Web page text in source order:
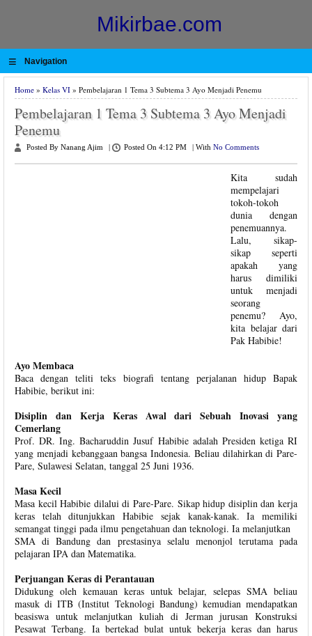
Mikirbae.com
≡ Navigation
Home » Kelas VI » Pembelajaran 1 Tema 3 Subtema 3 Ayo Menjadi Penemu
Pembelajaran 1 Tema 3 Subtema 3 Ayo Menjadi
Penemu
Posted By Nanang Ajim Posted On 4:12 PM With No Comments
Kita sudah
mempelajari
tokoh-tokoh
dunia dengan
penemuannya.
Lalu, sikap-
sikap seperti
apakah yang
harus dimiliki
untuk menjadi
seorang
penemu? Ayo,
kita belajar dari
Pak Habibie!
Ayo Membaca
Baca dengan teliti teks biografi tentang perjalanan hidup Bapak
Habibie, berikut ini:
Disiplin dan Kerja Keras Awal dari Sebuah Inovasi yang
Cemerlang
Prof. DR. Ing. Bacharuddin Jusuf Habibie adalah Presiden ketiga RI
yang menjadi kebanggaan bangsa Indonesia. Beliau dilahirkan di Pare-
Pare, Sulawesi Selatan, tanggal 25 Juni 1936.
Masa Kecil
Masa kecil Habibie dilalui di Pare-Pare. Sikap hidup disiplin dan kerja
keras telah ditunjukkan Habibie sejak kanak-kanak. Ia memiliki
semangat tinggi pada ilmu pengetahuan dan teknologi. Ia melanjutkan
SMA di Bandung dan prestasinya selalu menonjol terutama pada
pelajaran IPA dan Matematika.
Perjuangan Keras di Perantauan
Didukung oleh kemauan keras untuk belajar, selepas SMA beliau
masuk di ITB (Institut Teknologi Bandung) kemudian mendapatkan
beasiswa untuk melanjutkan kuliah di Jerman jurusan Konstruksi
Pesawat Terbang. Ia bertekad bulat untuk bekerja keras dan harus